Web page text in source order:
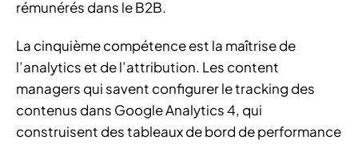
rémunérés dans le B2B.
La cinquième compétence est la maîtrise de
l’analytics et de l’attribution. Les content
managers qui savent configurer le tracking des
contenus dans Google Analytics 4, qui
construisent des tableaux de bord de performance